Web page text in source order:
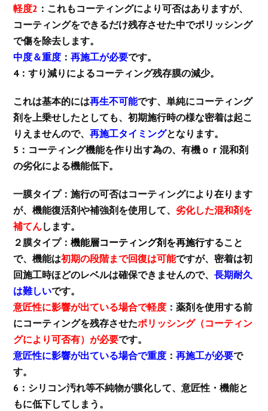
軽度2 ：これもコーティングにより可否はありますが、
コーティングをできるだけ残存させた中でポリッシング
で傷を除去します。
中度＆重度 ：再施工が必要です。
4：すり減りによるコーティング残存膜の減少。
これは基本的には再生不可能です、単純にコーティング
剤を上乗せしたとしても、初期施行時の様な密着は起こ
りえませんので、再施工タイミングとなります。
5：コーティング機能を作り出す為の、有機ｏｒ混和剤
の劣化による機能低下。
一膜タイプ：施行の可否はコーティングにより在ります
が、機能復活剤や補強剤を使用して、劣化した混和剤を
補てんします。
２膜タイプ：機能層コーティング剤を再施行すること
で、機能は初期の段階まで回復は可能ですが、密着は初
回施工時ほどのレベルは確保できませんので、長期耐久
は難しいです。
意匠性に影響が出ている場合で軽度 ：薬剤を使用する前
にコーティングを残存させたポリッシング（コーティン
グにより可否有）が必要です。
意匠性に影響が出ている場合で重度 ：再施工が必要で
す。
6：シリコン汚れ等不純物が膜化して、意匠性・機能と
もに低下してしまう。